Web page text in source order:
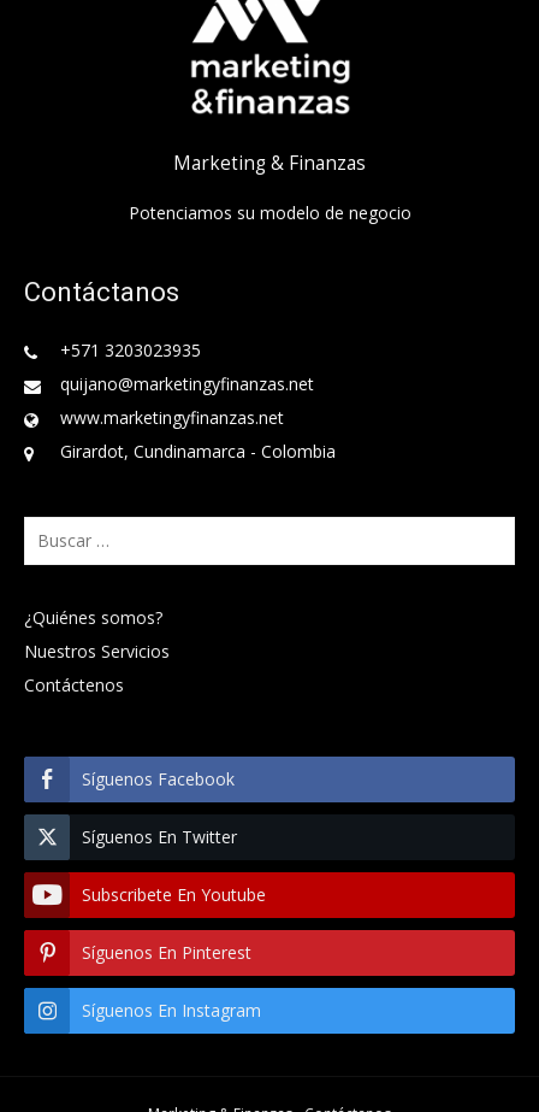
Marketing & Finanzas
Potenciamos su modelo de negocio
Contáctanos
+571 3203023935
quijano@marketingyfinanzas.net
www.marketingyfinanzas.net
Girardot, Cundinamarca - Colombia
Buscar:
¿Quiénes somos?
Nuestros Servicios
Contáctenos
Síguenos Facebook
Síguenos En Twitter
Subscribete En Youtube
Síguenos En Pinterest
Síguenos En Instagram